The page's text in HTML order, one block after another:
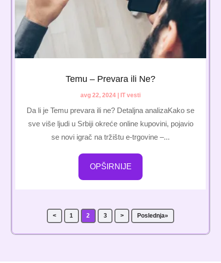
Temu – Prevara ili Ne?
avg 22, 2024 IT vesti
Da li je Temu prevara ili ne? Detaljna analizaKako se
sve više ljudi u Srbiji okreće online kupovini, pojavio
se novi igrač na tržištu e-trgovine –...
OPŠIRNIJE
< 1 2 3 > Poslednja»